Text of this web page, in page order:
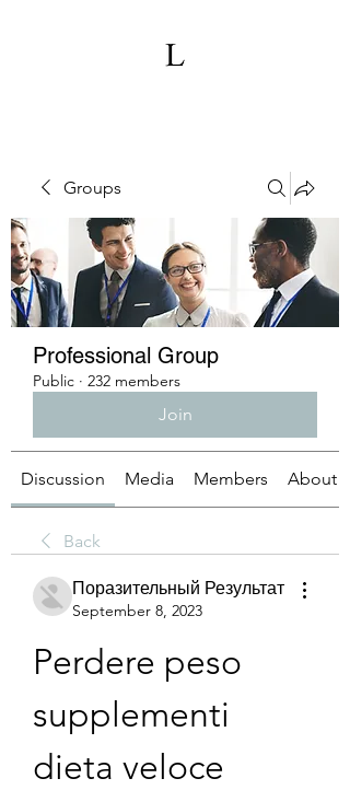
Groups
Professional Group
Public · 232 members
Join
Discussion Media Members About
Back
Поразительный Результат
September 8, 2023
Perdere peso
supplementi
dieta veloce